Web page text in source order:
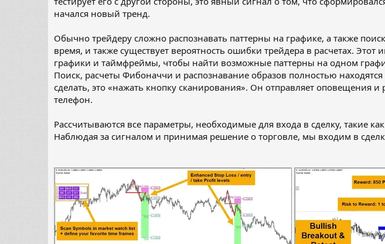
начался новый тренд.
Обычно трейдеру сложно распознавать паттерны на графике, а также
время, и также существует вероятность ошибки трейдера в расчетах. Этот
графики и таймфреймы, чтобы найти возможные паттерны на одном
Поиск, расчеты Фибоначчи и распознавание образов полностью
сделать, это «нажать кнопку сканирования». Он отправляет оповещения
телефон.
Рассчитываются все параметры, необходимые для входа в сделку, такие
Наблюдая за сигналом и принимая решение о торговле, мы входим в